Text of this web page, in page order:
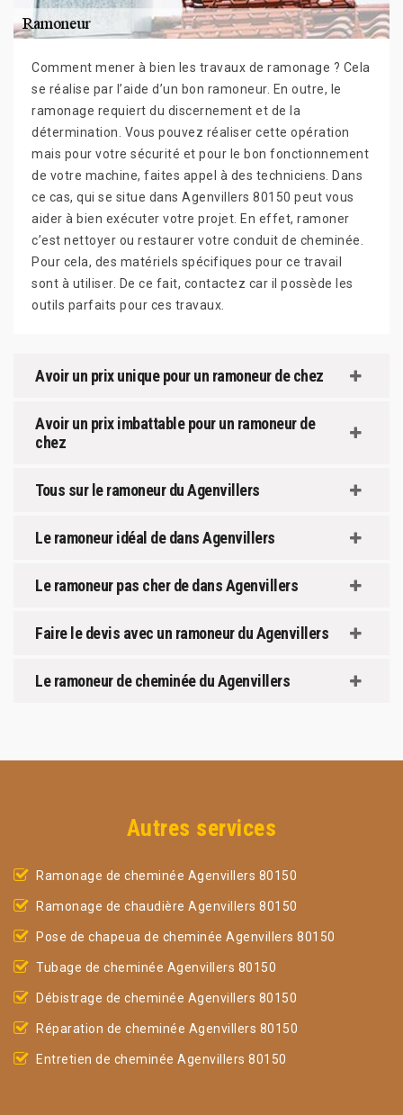
Comment mener à bien les travaux de ramonage ? Cela
se réalise par l’aide d’un bon ramoneur. En outre, le
ramonage requiert du discernement et de la
détermination. Vous pouvez réaliser cette opération
mais pour votre sécurité et pour le bon fonctionnement
de votre machine, faites appel à des techniciens. Dans
ce cas, qui se situe dans Agenvillers 80150 peut vous
aider à bien exécuter votre projet. En effet, ramoner
c’est nettoyer ou restaurer votre conduit de cheminée.
Pour cela, des matériels spécifiques pour ce travail
sont à utiliser. De ce fait, contactez car il possède les
outils parfaits pour ces travaux.
Avoir un prix unique pour un ramoneur de chez
Avoir un prix imbattable pour un ramoneur de
chez
Tous sur le ramoneur du Agenvillers
Le ramoneur idéal de dans Agenvillers
Le ramoneur pas cher de dans Agenvillers
Faire le devis avec un ramoneur du Agenvillers
Le ramoneur de cheminée du Agenvillers
Autres services
Ramonage de cheminée Agenvillers 80150
Ramonage de chaudière Agenvillers 80150
Pose de chapeua de cheminée Agenvillers 80150
Tubage de cheminée Agenvillers 80150
Débistrage de cheminée Agenvillers 80150
Réparation de cheminée Agenvillers 80150
Entretien de cheminée Agenvillers 80150